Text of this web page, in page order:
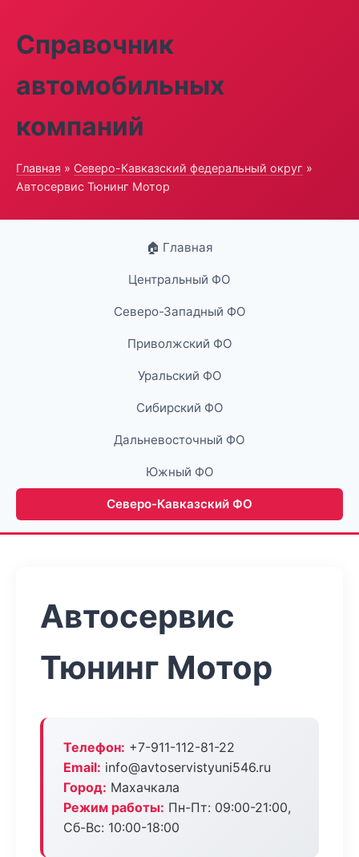
Справочник
автомобильных
компаний
Главная » Северо-Кавказский федеральный округ »
Автосервис Тюнинг Мотор
🏠 Главная
Центральный ФО
Северо-Западный ФО
Приволжский ФО
Уральский ФО
Сибирский ФО
Дальневосточный ФО
Южный ФО
Северо-Кавказский ФО
Автосервис
Тюнинг Мотор
Телефон: +7-911-112-81-22
Email: info@avtoservistyuni546.ru
Город: Махачкала
Режим работы: Пн-Пт: 09:00-21:00,
Сб-Вс: 10:00-18:00